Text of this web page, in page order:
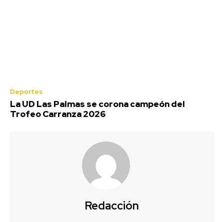
Deportes
La UD Las Palmas se corona campeón del
Trofeo Carranza 2026
Redacción